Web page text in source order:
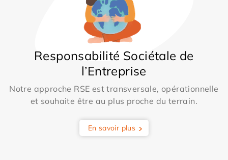
Responsabilité Sociétale de
l’Entreprise
Notre approche RSE est transversale, opérationnelle
et souhaite être au plus proche du terrain.
En savoir plus